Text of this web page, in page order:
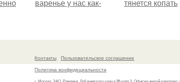
варенье у нас как-
тянется копать
Контакты
Пользовательское соглашение
Политика конфидециальности
г. Москва, ЗАО, Раменки, Лобачевского улица 98 корп.3, Офисно-жилой